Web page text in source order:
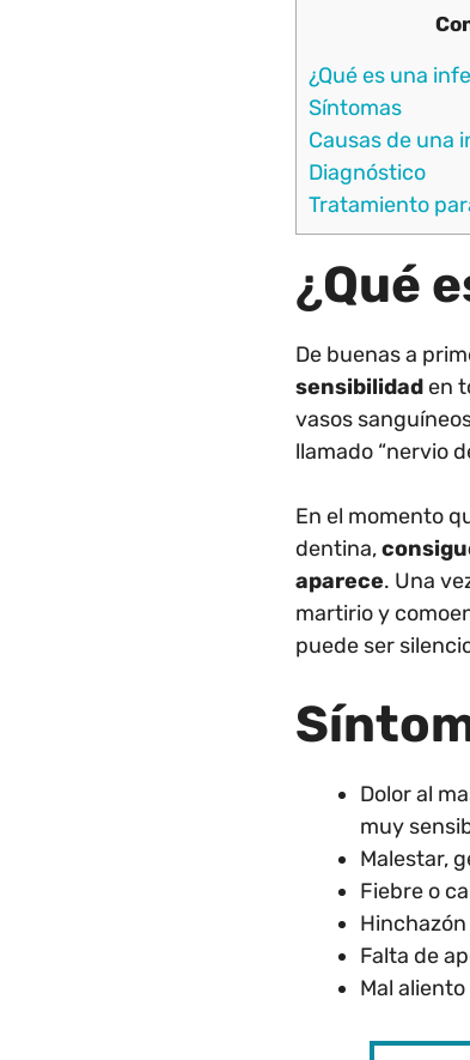
¿Qué es una
Síntomas
Causas de una
Diagnóstico
Tratamiento
¿Qué
De buenas a
sensibilidad en
vasos
llamado “nervio
En el momento
dentina,
aparece. Una
martirio y
puede ser
Dolor al
muy
Malestar,
Fiebre o
Hinchazón
Falta de
Mal